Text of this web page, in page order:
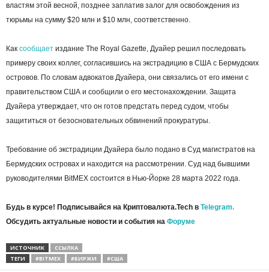
властям этой весной, позднее заплатив залог для освобождения из
тюрьмы на сумму $20 млн и $10 млн, соответственно.
Как сообщает издание The Royal Gazette, Дуайер решил последовать
примеру своих коллег, согласившись на экстрадицию в США с Бермудских
островов. По словам адвокатов Дуайера, они связались от его имени с
правительством США и сообщили о его местонахождении. Защита
Дуайера утверждает, что он готов предстать перед судом, чтобы
защититься от безосновательных обвинений прокуратуры.
Требование об экстрадиции Дуайера было подано в Суд магистратов на
Бермудских островах и находится на рассмотрении. Суд над бывшими
руководителями BitMEX состоится в Нью-Йорке 28 марта 2022 года.
Будь в курсе! Подписывайся на Криптовалюта.Tech в Telegram.
Обсудить актуальные новости и события на Форуме
ИСТОЧНИК
ССЫЛКА
ТЕГИ
#BITMEX #БИРЖИ #США